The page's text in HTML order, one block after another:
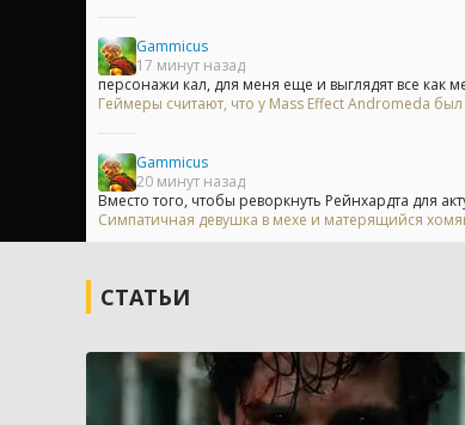
Gammicus
17 минут назад
персонажи кал, для меня еще и выглядят все как
Геймеры считают, что у Mass Effect Andromeda
Gammicus
20 минут назад
Вместо того, чтобы реворкнуть Рейнхардта для
Симпатичная девушка в мехе и матерящийся
СТАТЬИ